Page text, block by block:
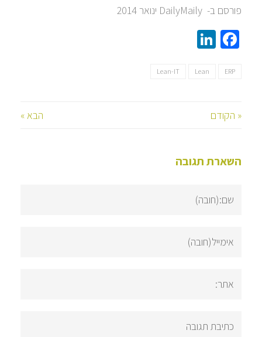
פורסם ב- DailyMaily ינואר 2014
Facebook
ERP
Lean
Lean-IT
« הקודם הבא »
השארת תגובה